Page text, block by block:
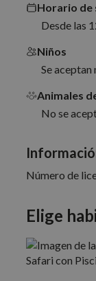
Horario de
Desde las
Niños
Se aceptan
Animales
No se
Número de
Elige